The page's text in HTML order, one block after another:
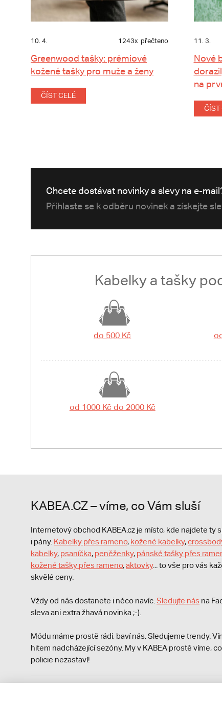
10. 4. 1243x přečteno
Greenwood tašky: prémiové
kožené tašky pro muže a ženy
ČÍST CELÉ
11. 3.
Nové
na
ČÍST
Chcete dostávat novinky a slevy na e-
Přihlaste se k odběru novinek a získejte
Kabelky a tašky
do 500 Kč
od 1000 Kč do 2000 Kč
KABEA.CZ – víme, co Vám sluší
Internetový obchod KABEA.cz je místo, kde najdete ty
i pány. Kabelky přes rameno, kožené kabelky,
kabelky, psaníčka, peněženky, pánské tašky přes
kožené tašky přes rameno,aktovky... to vše pro vás
skvělé ceny.
Vždy od nás dostanete i něco navíc. Sledujte nás na
sleva ani extra žhavá novinka ;-).
Módu máme prostě rádi, baví nás. Sledujeme trendy.
hitem nadcházející sezóny. My v KABEA prostě víme,
policie nezastaví!
Zároveň je povinen zaevidovat přijatou tržbu u